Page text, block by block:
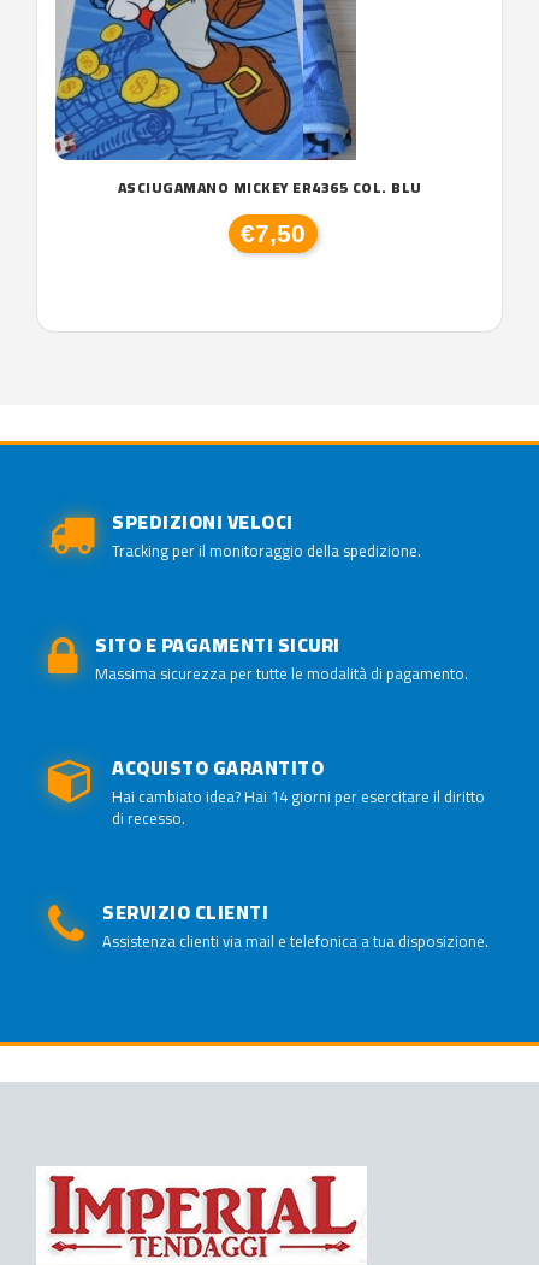
ASCIUGAMANO MICKEY ER4365 COL. BLU
€7,50
SPEDIZIONI VELOCI
Tracking per il monitoraggio della spedizione.
SITO E PAGAMENTI SICURI
Massima sicurezza per tutte le modalità di pagamento.
ACQUISTO GARANTITO
Hai cambiato idea? Hai 14 giorni per esercitare il diritto
di recesso.
SERVIZIO CLIENTI
Assistenza clienti via mail e telefonica a tua disposizione.